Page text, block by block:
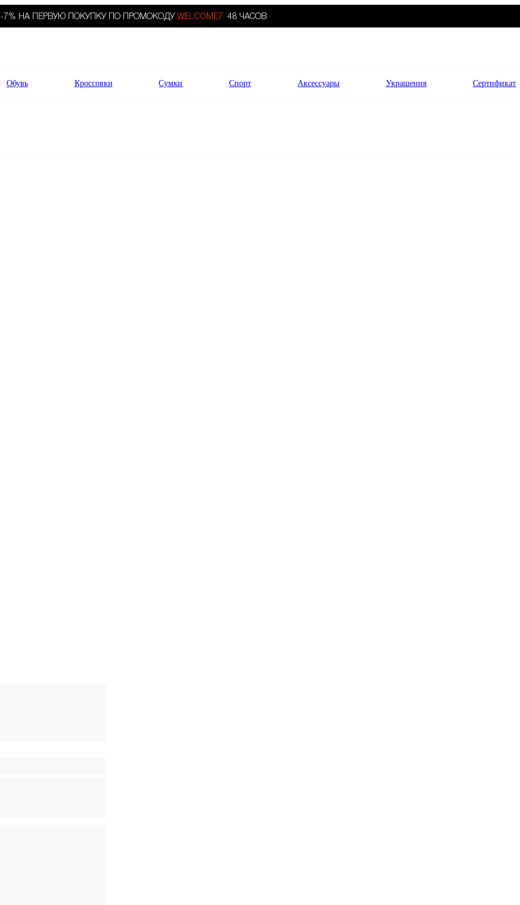
-7% НА ПЕРВУЮ ПОКУПКУ ПО ПРОМОКОДУ WELCOME7. 48 ЧАСОВ
Обувь Кроссовки Сумки Спорт Аксессуары Украшения Сертификат